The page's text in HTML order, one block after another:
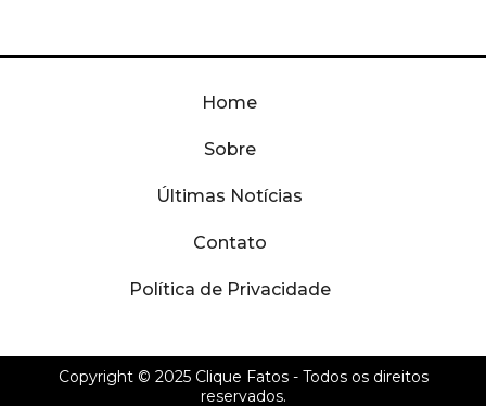
Home
Sobre
Últimas Notícias
Contato
Política de Privacidade
Copyright © 2025 Clique Fatos- Todos os direitos
reservados.